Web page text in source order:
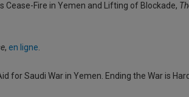
Cease-Fire in Yemen and Lifting of Blockade,
, en ligne
for Saudi War in Yemen. Ending the War is